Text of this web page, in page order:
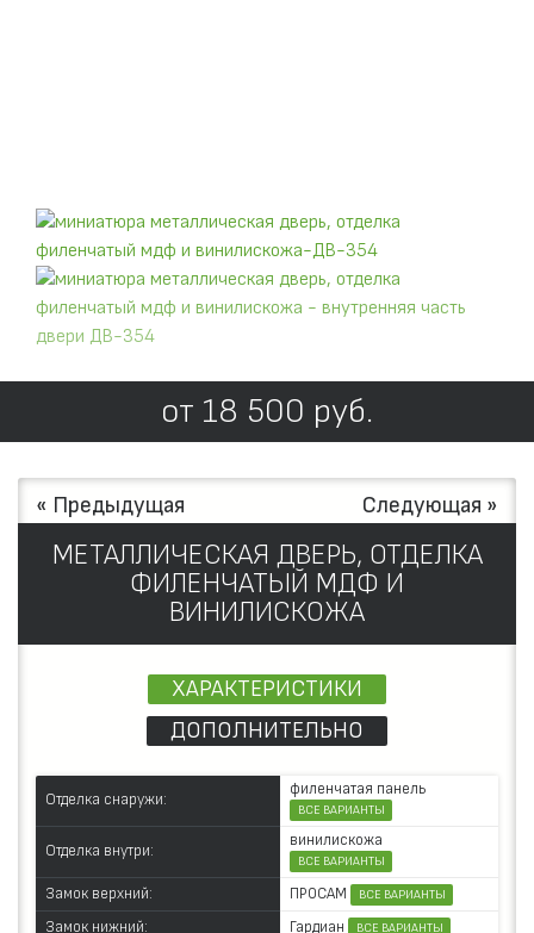
от 18 500 руб.
« Предыдущая Следующая »
МЕТАЛЛИЧЕСКАЯ ДВЕРЬ, ОТДЕЛКА
ФИЛЕНЧАТЫЙ МДФ И
ВИНИЛИСКОЖА
ХАРАКТЕРИСТИКИ
ДОПОЛНИТЕЛЬНО
Отделка снаружи:
филенчатая панель
ВСЕ ВАРИАНТЫ
Отделка внутри:
винилискожа
ВСЕ ВАРИАНТЫ
Замок верхний: ПРОСАМ ВСЕ ВАРИАНТЫ
Замок нижний: Гардиан ВСЕ ВАРИАНТЫ